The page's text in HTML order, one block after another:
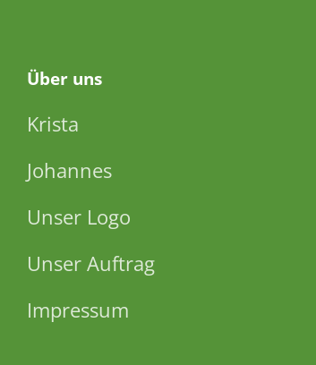
Über uns
Krista
Johannes
Unser Logo
Unser Auftrag
Impressum